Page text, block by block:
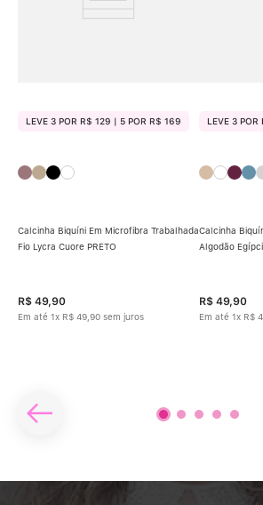
LEVE 3 POR R$ 129 | 5 POR R$ 169
Calcinha Biquíni Em Microfibra Trabalhada
Fio Lycra Cuore PRETO
R$ 49,90
Em até 1x R$ 49 90 sem juros
LEVE 3
Calcinha
Algodão
R$ 49,90
Em até 1x R$